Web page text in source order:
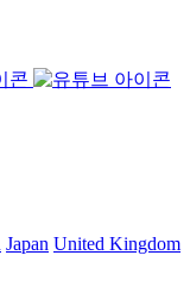
Japan United Kingdom